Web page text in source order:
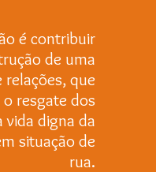
é contribuir
de uma
relações, que
resgate dos
vida digna da
situação de
rua.